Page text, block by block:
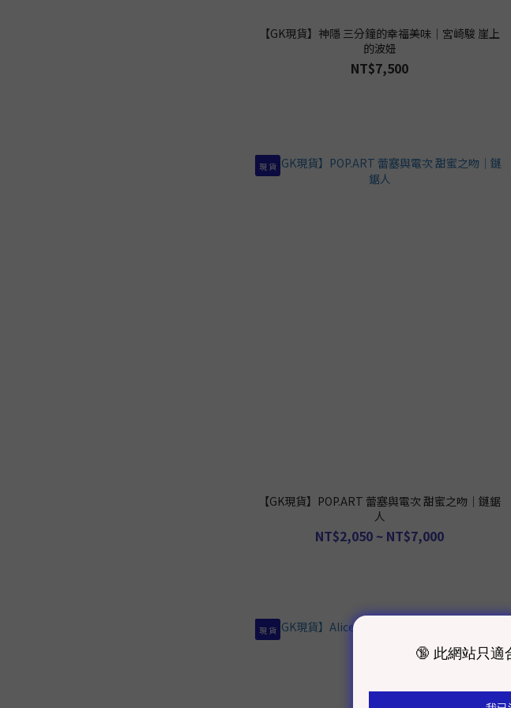
【GK現貨】神隱 三分鐘的幸福美味｜宮崎駿 崖上
的波妞
NT$7,500
現 貨
【GK現貨】POP.ART 蕾塞與電次 甜蜜之吻｜鏈鋸
人
NT$2,050 ~ NT$7,000
現 貨